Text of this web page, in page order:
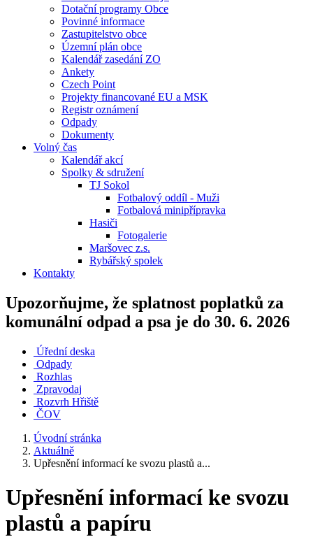
Dotační programy Obce
Povinné informace
Zastupitelstvo obce
Územní plán obce
Kalendář zasedání ZO
Ankety
Czech Point
Projekty financované EU a MSK
Registr oznámení
Odpady
Dokumenty
Volný čas
Kalendář akcí
Spolky & sdružení
TJ Sokol
Fotbalový oddíl - Muži
Fotbalová minipřípravka
Hasiči
Fotogalerie
Maršovec z.s.
Rybářský spolek
Kontakty
Upozorňujme, že splatnost poplatků za
komunální odpad a psa je do 30. 6. 2026
Úřední deska
Odpady
Rozhlas
Zpravodaj
Rozvrh Hřiště
ČOV
Úvodní stránka
Aktuálně
Upřesnění informací ke svozu plastů a...
Upřesnění informací ke svozu
plastů a papíru